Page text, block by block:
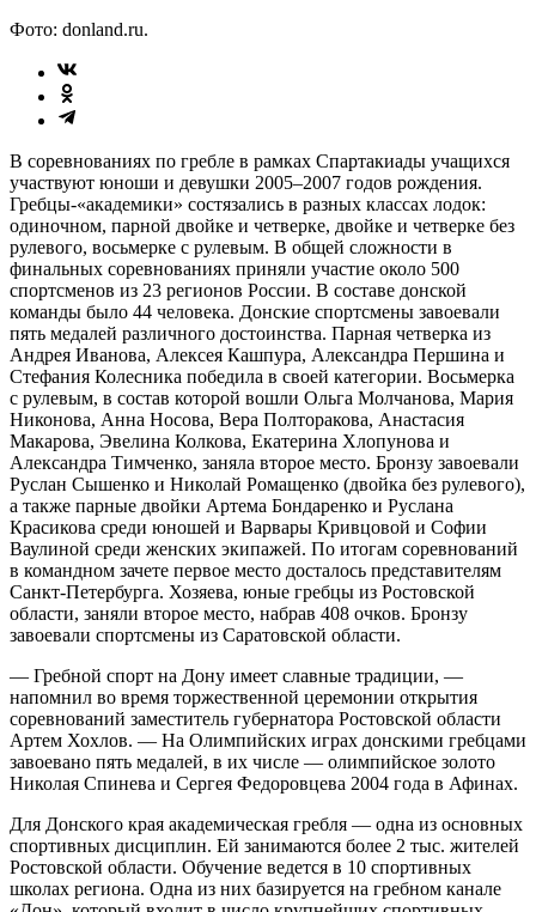
Фото: donland.ru.
В соревнованиях по гребле в рамках Спартакиады учащихся
участвуют юноши и девушки 2005–2007 годов рождения.
Гребцы-«академики» состязались в разных классах лодок:
одиночном, парной двойке и четверке, двойке и четверке без
рулевого, восьмерке с рулевым. В общей сложности в
финальных соревнованиях приняли участие около 500
спортсменов из 23 регионов России. В составе донской
команды было 44 человека. Донские спортсмены завоевали
пять медалей различного достоинства. Парная четверка из
Андрея Иванова, Алексея Кашпура, Александра Першина и
Стефания Колесника победила в своей категории. Восьмерка
с рулевым, в состав которой вошли Ольга Молчанова, Мария
Никонова, Анна Носова, Вера Полторакова, Анастасия
Макарова, Эвелина Колкова, Екатерина Хлопунова и
Александра Тимченко, заняла второе место. Бронзу завоевали
Руслан Сышенко и Николай Ромащенко (двойка без рулевого),
а также парные двойки Артема Бондаренко и Руслана
Красикова среди юношей и Варвары Кривцовой и Софии
Ваулиной среди женских экипажей. По итогам соревнований
в командном зачете первое место досталось представителям
Санкт-Петербурга. Хозяева, юные гребцы из Ростовской
области, заняли второе место, набрав 408 очков. Бронзу
завоевали спортсмены из Саратовской области.
— Гребной спорт на Дону имеет славные традиции, —
напомнил во время торжественной церемонии открытия
соревнований заместитель губернатора Ростовской области
Артем Хохлов. — На Олимпийских играх донскими гребцами
завоевано пять медалей, в их числе — олимпийское золото
Николая Спинева и Сергея Федоровцева 2004 года в Афинах.
Для Донского края академическая гребля — одна из основных
спортивных дисциплин. Ей занимаются более 2 тыс. жителей
Ростовской области. Обучение ведется в 10 спортивных
школах региона. Одна из них базируется на гребном канале